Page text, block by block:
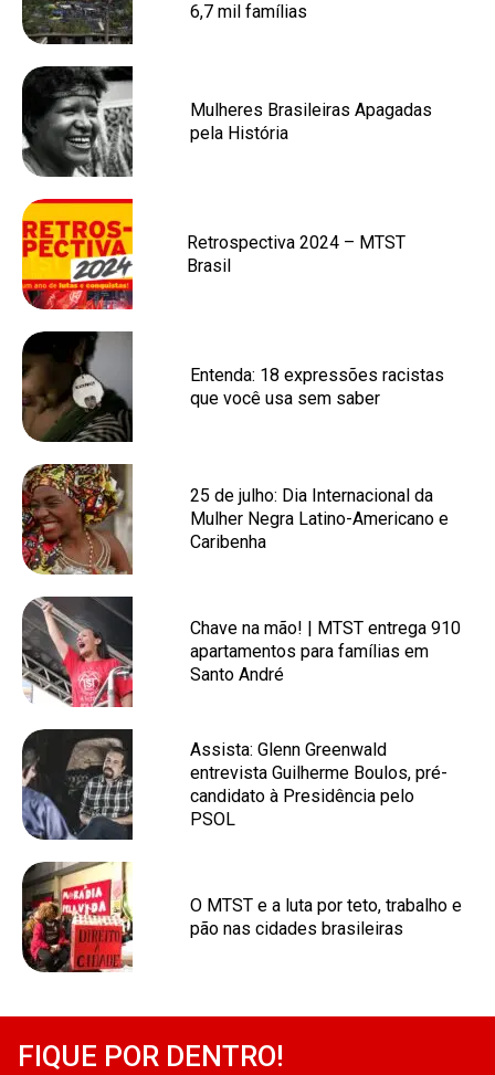
6,7 mil famílias
Mulheres Brasileiras Apagadas
pela História
Retrospectiva 2024 – MTST
Brasil
Entenda: 18 expressões racistas
que você usa sem saber
25 de julho: Dia Internacional da
Mulher Negra Latino-Americano e
Caribenha
Chave na mão! | MTST entrega 910
apartamentos para famílias em
Santo André
Assista: Glenn Greenwald
entrevista Guilherme Boulos, pré-
candidato à Presidência pelo
PSOL
O MTST e a luta por teto, trabalho e
pão nas cidades brasileiras
FIQUE POR DENTRO!